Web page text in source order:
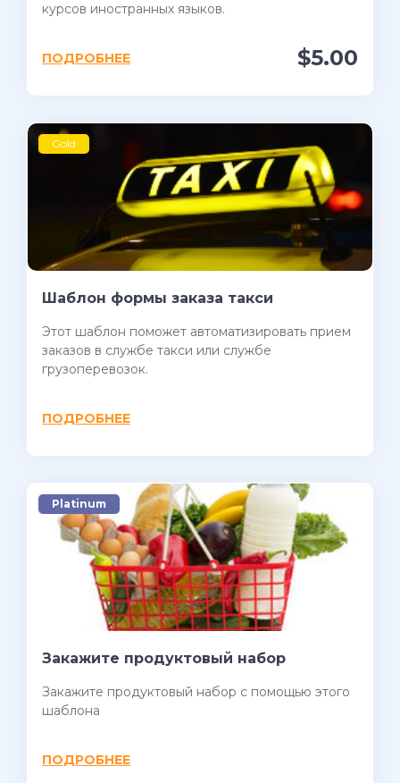
курсов иностранных языков.
$5.00
ПОДРОБНЕЕ
Gold
Шаблон формы заказа такси
Этот шаблон поможет автоматизировать прием
заказов в службе такси или службе
грузоперевозок.
ПОДРОБНЕЕ
Platinum
Закажите продуктовый набор
Закажите продуктовый набор c помощью этого
шаблона
ПОДРОБНЕЕ